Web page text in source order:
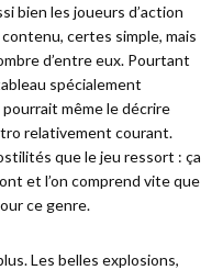
bien les joueurs d’action
certes simple, mais
d’entre eux. Pourtant
spécialement
même le décrire
relativement courant.
que le jeu ressort : ça
et l’on comprend vite que
ce genre.
Les belles explosions,